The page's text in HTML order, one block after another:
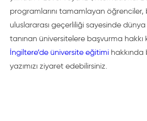
vardır.
Ø Ortam
Yatılı okullarda öğrencilere İngiliz ve
programlarını tamamlayan öğrenciler,
uluslararası geçerliliği sayesinde
tanınan üniversitelere başvurma hakkı
İngiltere’de üniversite eğitimi hakkında
yazımızı ziyaret edebilirsiniz.